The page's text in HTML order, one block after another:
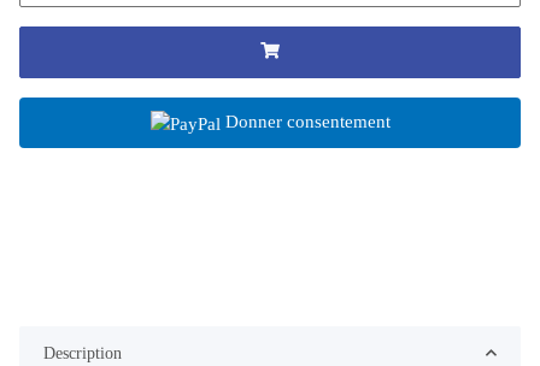
Donner consentement
Description